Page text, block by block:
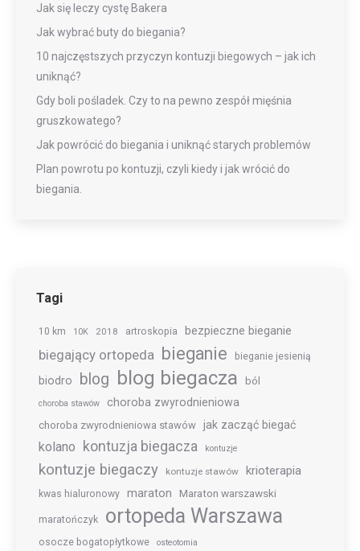
Jak się leczy cystę Bakera
Jak wybrać buty do biegania?
10 najczęstszych przyczyn kontuzji biegowych – jak ich
uniknąć?
Gdy boli pośladek. Czy to na pewno zespół mięśnia
gruszkowatego?
Jak powrócić do biegania i uniknąć starych problemów
Plan powrotu po kontuzji, czyli kiedy i jak wrócić do
biegania.
Tagi
10 km 10K 2018 artroskopia bezpieczne bieganie
biegający ortopeda bieganie bieganie jesienią
biodro blog blog biegacza ból
choroba stawów choroba zwyrodnieniowa
choroba zwyrodnieniowa stawów jak zacząć biegać
kolano kontuzja biegacza kontuzje
kontuzje biegaczy kontuzje stawów krioterapia
kwas hialuronowy maraton Maraton warszawski
maratończyk ortopeda Warszawa
osocze bogatopłytkowe osteotomia